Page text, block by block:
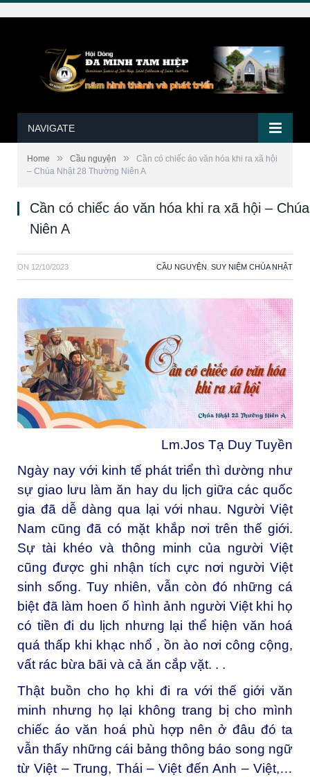
NAVIGATE
Home » Cầu nguyện »
Cần có chiếc áo văn hóa khi ra xã hội
– Chúa Nhật 28 Thường Niên A
Cần có chiếc áo văn hóa khi ra xã hội –
Niên A
ON 12/10/2023 CẦU NGUYỆN SUY NIỆM CHÚA NHẬT
Lm.Jos Tạ Duy Tuyền
Ngày nay với kinh tế phát triển thì dường như
sự giao lưu làm ăn hay du lịch giữa các quốc
gia đã dễ dàng qua lại với nhau. Người Việt
Nam cũng đã có mặt khắp nơi trên thế giới.
Sự tài khéo và thông minh của người Việt
cũng được ghi nhận tích cực nơi người Việt
sinh sống. Tuy nhiên, vẫn còn đó những cá
biệt đã làm hoen ố hình ảnh người Việt khi họ
có tiền đi du lịch nhưng lại thể hiện văn hoá
quá thấp khi khạc nhổ , ồn ào nơi công cộng,
vất rác bừa bãi và cả ăn cắp vặt. . .
Thật buồn cho họ khi đi ra với thế giới văn
minh nhưng họ lại không trang bị cho mình
chiếc áo văn hoá phù hợp nên ở đâu đó ta
vẫn thấy những cái bảng thông báo song ngữ
từ Việt – Trung, Thái – Việt đến Anh – Việt,…